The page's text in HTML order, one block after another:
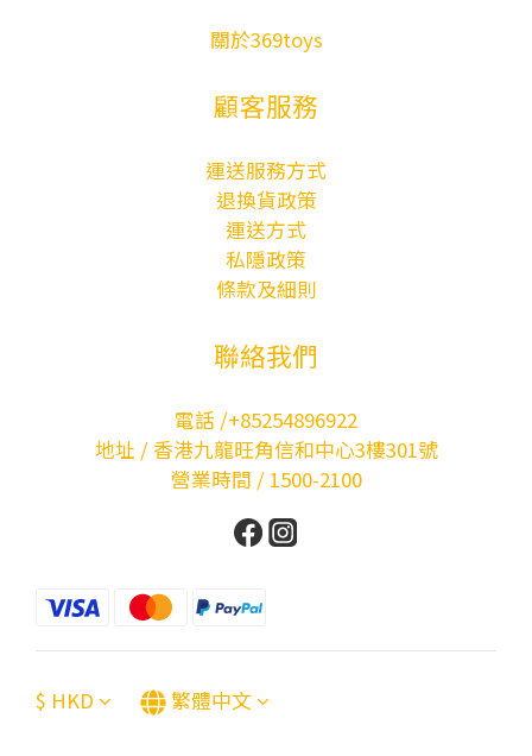
關於369toys
顧客服務
運送服務方式
退換貨政策
運送方式
私隱政策
條款及細則
聯絡我們
電話 /+85254896922
地址 / 香港九龍旺角信和中心3樓301號
營業時間 / 1500-2100
$ HKD 繁體中文